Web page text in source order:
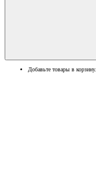
Добавьте товары в корзину.